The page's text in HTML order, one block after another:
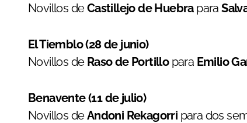
Novillos deCastillejo de Huebrapara
El Tiemblo (28 de junio)
Novillos de Raso de Portillopara Emilio
Benavente (11 de julio)
Novillos deAndoni Rekagorri para dos